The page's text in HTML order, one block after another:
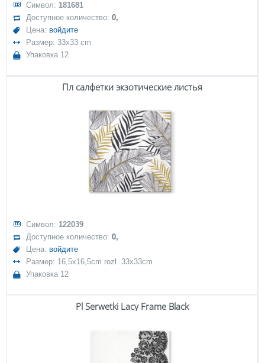
Символ: 181681
Доступное количество:0,
Цена: войдите
Размер: 33x33 cm
Упаковка 12
Пл салфетки экзотические листья
Символ: 122039
Доступное количество:0,
Цена: войдите
Размер: 16,5x16,5cm rozł. 33x33cm
Упаковка 12
Pl Serwetki Lacy Frame Black